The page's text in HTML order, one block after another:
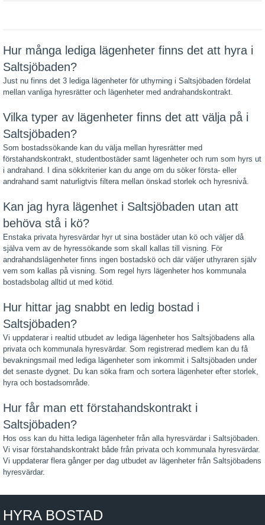
Hur många lediga lägenheter finns det att hyra i
Saltsjöbaden?
Just nu finns det 3 lediga lägenheter för uthyrning i Saltsjöbaden fördelat
mellan vanliga hyresrätter och lägenheter med andrahandskontrakt.
Vilka typer av lägenheter finns det att välja på i
Saltsjöbaden?
Som bostadssökande kan du välja mellan hyresrätter med
förstahandskontrakt, studentbostäder samt lägenheter och rum som hyrs ut
i andrahand. I dina sökkriterier kan du ange om du söker första- eller
andrahand samt naturligtvis filtera mellan önskad storlek och hyresnivå.
Kan jag hyra lägenhet i Saltsjöbaden utan att
behöva stå i kö?
Enstaka privata hyresvärdar hyr ut sina bostäder utan kö och väljer då
själva vem av de hyressökande som skall kallas till visning. För
andrahandslägenheter finns ingen bostadskö och där väljer uthyraren själv
vem som kallas på visning. Som regel hyrs lägenheter hos kommunala
bostadsbolag alltid ut med kötid.
Hur hittar jag snabbt en ledig bostad i
Saltsjöbaden?
Vi uppdaterar i realtid utbudet av lediga lägenheter hos Saltsjöbadens alla
privata och kommunala hyresvärdar. Som registrerad medlem kan du få
bevakningsmail med lediga lägenheter som inkommit i Saltsjöbaden under
det senaste dygnet. Du kan söka fram och sortera lägenheter efter storlek,
hyra och bostadsområde.
Hur får man ett förstahandskontrakt i
Saltsjöbaden?
Hos oss kan du hitta lediga lägenheter från alla hyresvärdar i Saltsjöbaden.
Vi visar förstahandskontrakt både från privata och kommunala hyresvärdar.
Vi uppdaterar flera gånger per dag utbudet av lägenheter från Saltsjöbadens
hyresvärdar.
HYRA BOSTAD